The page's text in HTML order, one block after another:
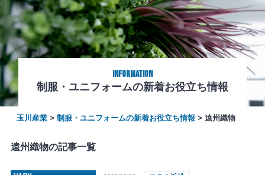
制服・ユニフォームの新着お役立ち情報
Information
玉川産業> 制服・ユニフォームの新着お役立ち情報 > 遠州織物
遠州織物の記事一覧